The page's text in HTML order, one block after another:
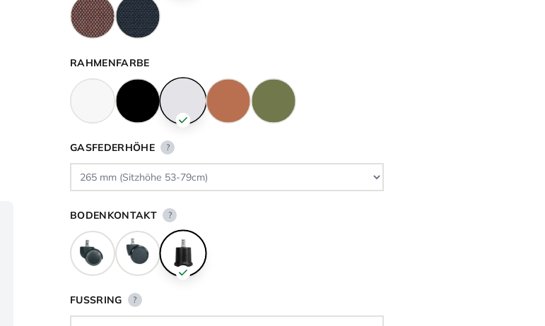
RAHMENFARBE
GASFEDERHÖHE ?
BODENKONTAKT ?
FUSSRING ?